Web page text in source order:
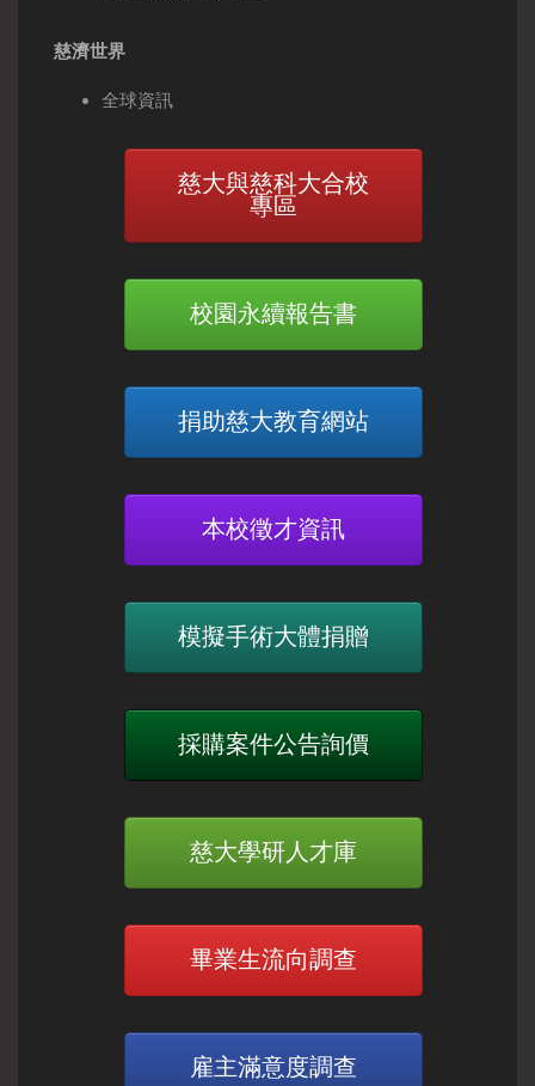
慈濟世界
全球資訊
慈大與慈科大合校
專區
校園永續報告書
捐助慈大教育網站
本校徵才資訊
模擬手術大體捐贈
採購案件公告詢價
慈大學研人才庫
畢業生流向調查
雇主滿意度調查